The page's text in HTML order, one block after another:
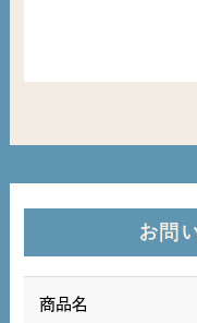
お問
商品名